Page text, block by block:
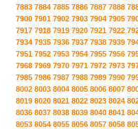
7883 7884 7885 7886 7887 7888
7900 7901 7902 7903 7904 7905
7917 7918 7919 7920 7921 7922
7934 7935 7936 7937 7938 7939
7951 7952 7953 7954 7955 7956
7968 7969 7970 7971 7972 7973
7985 7986 7987 7988 7989 7990
8002 8003 8004 8005 8006 8007
8019 8020 8021 8022 8023 8024
8036 8037 8038 8039 8040 8041
8053 8054 8055 8056 8057 8058